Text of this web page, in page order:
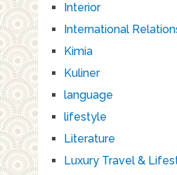
Interior
International
Kimia
Kuliner
language
lifestyle
Literature
Luxury Travel &